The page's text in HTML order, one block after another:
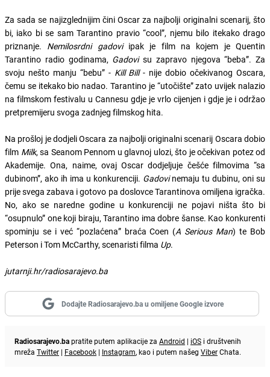
Za sada se najizglednijim čini Oscar za najbolji originalni scenarij, što
bi, iako bi se sam Tarantino pravio “cool”, njemu bilo itekako drago
priznanje. Nemilosrdni gadoviipak je film na kojem je Quentin
Tarantino radio godinama, Gadovisu zapravo njegova “beba”. Za
svoju nešto manju “bebu” - Kill Bill- nije dobio očekivanog Oscara,
čemu se itekako bio nadao. Tarantino je “utočište” zato uvijek nalazio
na filmskom festivalu u Cannesu gdje je vrlo cijenjen i gdje je i održao
pretpremijeru svoga zadnjeg filmskog hita.
Na prošloj je dodjeli Oscara za najbolji originalni scenarij Oscara dobio
film Milk, sa Seanom Pennom u glavnoj ulozi, što je očekivan potez od
Akademije. Ona, naime, ovaj Oscar dodjeljuje češće filmovima “sa
dubinom”, ako ih ima u konkurenciji. Gadovinemaju tu dubinu, oni su
prije svega zabava i gotovo pa doslovce Tarantinova omiljena igračka.
No, ako se naredne godine u konkurenciji ne pojavi ništa što bi
“osupnulo” one koji biraju, Tarantino ima dobre šanse. Kao konkurenti
spominju se i već “pozlaćena” braća Coen (A Serious Man) te Bob
Peterson i Tom McCarthy, scenaristi filma Up.
jutarnji.hr/radiosarajevo.ba
Dodajte Radiosarajevo.ba u omiljene Google izvore
Radiosarajevo.bapratite putem aplikacije za Android | iOS i društvenih
mreža Twitter | Facebook | Instagram, kao i putem našeg ViberChata.